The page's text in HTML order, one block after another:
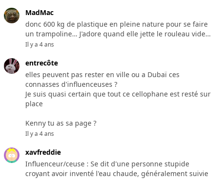
MadMac
donc 600 kg de plastique en pleine nature pour se faire
un trampoline… J'adore quand elle jette le rouleau vide…
Il y a 4 ans
entrecôte
elles peuvent pas rester en ville ou a Dubaï ces
connasses d'influenceuses ?
Je suis quasi certain que tout ce cellophane est resté sur
place
Kenny tu as sa page ?
Il y a 4 ans
xavfreddie
Influenceur/ceuse : Se dit d'une personne stupide
croyant avoir inventé l'eau chaude, généralement suivie